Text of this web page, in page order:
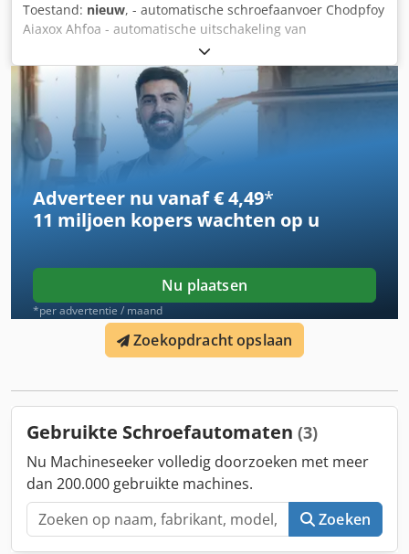
Toestand: nieuw, - automatische schroefaanvoer Chodpfoy
Aiaxox Ahfoa - automatische uitschakeling van
hopperbeweging via volgregeling - automatische diepte-
uitschakeling - pneumatische aandrijving en besturing -
pneumatische schroefuitworp en noodstop -
voetbediening - beschermframe (veiligheidsvoorziening)
Adverteer nu vanaf € 4,49*
11 miljoen koperswachten op u
Nu plaatsen
*per advertentie / maand
Zoekopdracht opslaan
Gebruikte Schroefautomaten (3)
Nu Machineseeker volledig doorzoeken met meer
dan 200.000 gebruikte machines.
Zoeken